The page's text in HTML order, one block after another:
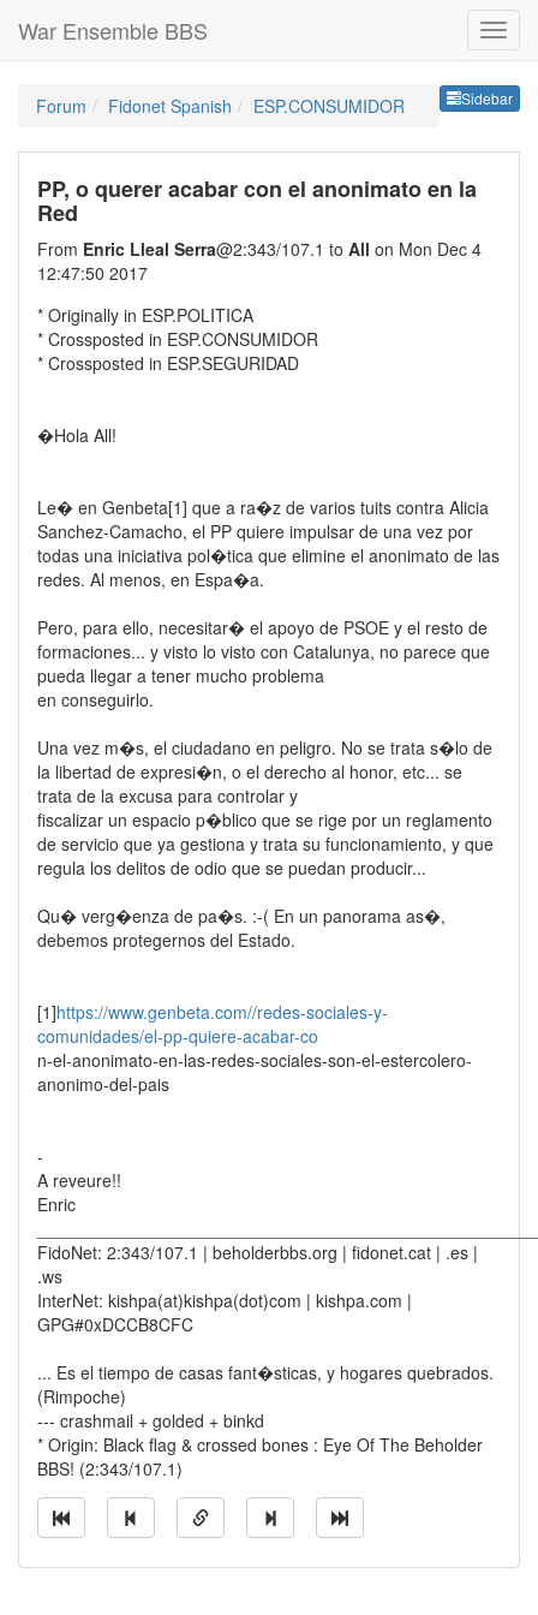
War Ensemble BBS
Sidebar
Forum Fidonet Spanish ESP.CONSUMIDOR
PP, o querer acabar con el anonimato en la
Red
From Enric Lleal Serra@2:343/107.1 to All on Mon Dec 4
12:47:50 2017
* Originally in ESP.POLITICA
* Crossposted in ESP.CONSUMIDOR
* Crossposted in ESP.SEGURIDAD
�Hola All!
Le� en Genbeta[1] que a ra�z de varios tuits contra Alicia
Sanchez-Camacho, el PP quiere impulsar de una vez por
todas una iniciativa pol�tica que elimine el anonimato de las
redes. Al menos, en Espa�a.
Pero, para ello, necesitar� el apoyo de PSOE y el resto de
formaciones... y visto lo visto con Catalunya, no parece que
pueda llegar a tener mucho problema
en conseguirlo.
Una vez m�s, el ciudadano en peligro. No se trata s�lo de
la libertad de expresi�n, o el derecho al honor, etc... se
trata de la excusa para controlar y
fiscalizar un espacio p�blico que se rige por un reglamento
de servicio que ya gestiona y trata su funcionamiento, y que
regula los delitos de odio que se puedan producir...
Qu� verg�enza de pa�s. :-( En un panorama as�,
debemos protegernos del Estado.
[1]https://www.genbeta.com//redes-sociales-y-
comunidades/el-pp-quiere-acabar-co
n-el-anonimato-en-las-redes-sociales-son-el-estercolero-
anonimo-del-pais
-
A reveure!!
Enric
FidoNet: 2:343/107.1 | beholderbbs.org | fidonet.cat | .es |
.ws
InterNet: kishpa(at)kishpa(dot)com | kishpa.com |
GPG#0xDCCB8CFC
... Es el tiempo de casas fant�sticas, y hogares quebrados.
(Rimpoche)
--- crashmail + golded + binkd
* Origin: Black flag & crossed bones : Eye Of The Beholder
BBS! (2:343/107.1)